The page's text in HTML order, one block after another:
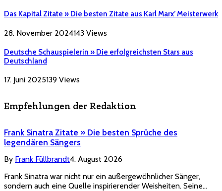
Das Kapital Zitate » Die besten Zitate aus Karl Marx’ Meisterwerk
28. November 2024143 Views
Deutsche Schauspielerin » Die erfolgreichsten Stars aus
Deutschland
17. Juni 2025139 Views
Empfehlungen der Redaktion
Frank Sinatra Zitate » Die besten Sprüche des
legendären Sängers
By Frank Füllbrandt4. August 2026
Frank Sinatra war nicht nur ein außergewöhnlicher Sänger,
sondern auch eine Quelle inspirierender Weisheiten. Seine…